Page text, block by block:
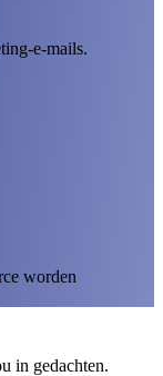
e-mails.
worden
in gedachten.